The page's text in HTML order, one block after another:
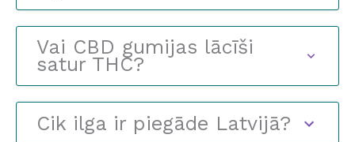
Vai CBD gumijas lācīši
satur THC?
Cik ilga ir piegāde Latvijā?